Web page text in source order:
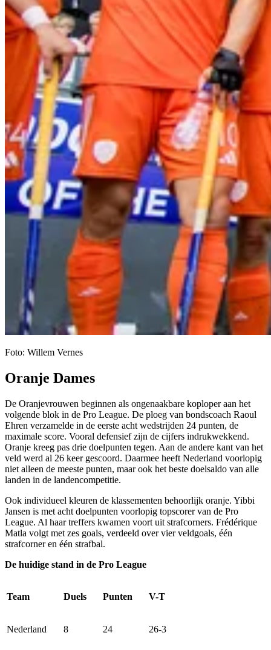
Foto: Willem Vernes
Oranje Dames
De Oranjevrouwen beginnen als ongenaakbare koploper aan het
volgende blok in de Pro League. De ploeg van bondscoach Raoul
Ehren verzamelde in de eerste acht wedstrijden 24 punten, de
maximale score. Vooral defensief zijn de cijfers indrukwekkend.
Oranje kreeg pas drie doelpunten tegen. Aan de andere kant van het
veld werd al 26 keer gescoord. Daarmee heeft Nederland voorlopig
niet alleen de meeste punten, maar ook het beste doelsaldo van alle
landen in de landencompetitie.
Ook individueel kleuren de klassementen behoorlijk oranje. Yibbi
Jansen is met acht doelpunten voorlopig topscorer van de Pro
League. Al haar treffers kwamen voort uit strafcorners. Frédérique
Matla volgt met zes goals, verdeeld over vier veldgoals, één
strafcorner en één strafbal.
De huidige stand in de Pro League
Team Duels Punten V-T
Nederland 8 24 26-3